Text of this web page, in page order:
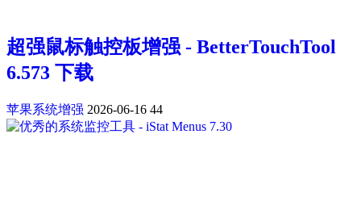
超强鼠标触控板增强 - BetterTouchTool
6.573 下载
苹果系统增强 2026-06-16 44